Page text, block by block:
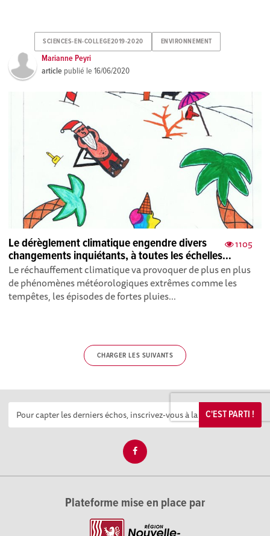
SCIENCES-EN-COLLEGE2019-2020 ENVIRONNEMENT
Marianne Peyri
article publié le16/06/2020
1105
Le dérèglement climatique engendre divers
changements inquiétants, à toutes les échelles…
Le réchauffement climatique va provoquer de plus en plus
de phénomènes météorologiques extrêmes comme les
tempêtes, les épisodes de fortes pluies...
CHARGER LES SUIVANTS
C'EST PARTI !
Plateforme mise en place par